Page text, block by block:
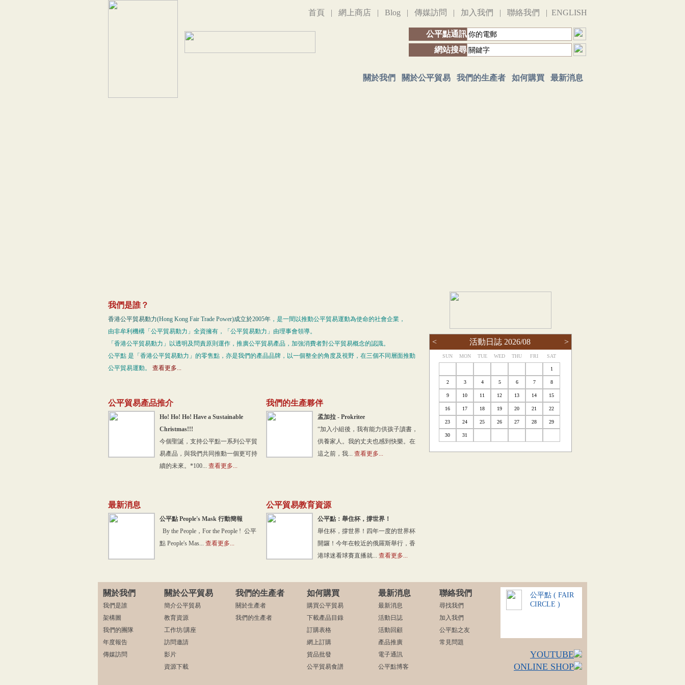
首頁 | 網上商店 | Blog | 傳媒訪問 | 加入我們 | 聯絡我們 | ENGLISH
公平點通訊
網站搜尋
關於我們 關於公平貿易 我們的生產者 如何購買 最新消息
我們是誰？
香港公平貿易動力(Hong Kong Fair Trade Power)成立於2005年 ，是一間以推動公平貿易運動為使命的社會企業，
由非牟利機構「公平貿易動力」全資擁有，「公平貿易動力」由理事會領導。
「香港公平貿易動力」以透明及問責原則運作，推廣公平貿易產品，加強消費者對公平貿易概念的認識。
公平點 是「香港公平貿易動力」的零售點，亦是我們的產品品牌，以一個整全的角度及視野，在三個不同層面推動
公平貿易運動。
查看更多...
公平貿易產品推介
Ho! Ho! Ho! Have a Sustainable
Christmas!!!
今個聖誕，支持公平點一系列公平貿
易產品，與我們共同推動一個更可持
續的未來。*100... 查看更多...
我們的生產夥伴
孟加拉 - Prokritee
“加入小組後，我有能力供孩子讀書，
供養家人。我的丈夫也感到快樂。在
這之前，我... 查看更多...
最新消息
公平點 People's Mask 行動簡報
By the People，For the People ! 公平
點 People's Mas... 查看更多...
公平貿易教育資源
公平點：舉住杯，撐世界！
舉住杯，撐世界！四年一度的世界杯
開鑼！今年在較近的俄羅斯舉行，香
港球迷看球賽直播就... 查看更多...
< 活動日誌 2026/08 >
SUN MON TUE WED THU FRI SAT
1
2 3 4 5 6 7 8
9 10 11 12 13 14 15
16 17 18 19 20 21 22
23 24 25 26 27 28 29
30 31
關於我們 關於公平貿易 我們的生產者 如何購買 最新消息 聯絡我們
公平點 ( FAIR
CIRCLE )
YOUTUBE
ONLINE SHOP
我們是誰
架構圖
我們的團隊
年度報告
傳媒訪問
簡介公平貿易
教育資源
工作坊/講座
訪問邀請
影片
資源下載
關於生產者
我們的生產者
購買公平貿易
下載產品目錄
訂購表格
網上訂購
貨品批發
公平貿易食譜
最新消息
活動日誌
活動回顧
產品推廣
電子通訊
公平點博客
尋找我們
加入我們
公平點之友
常見問題